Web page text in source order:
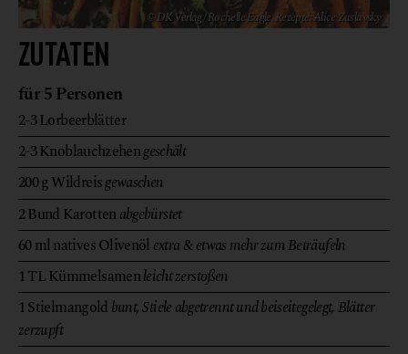
© DK Verlag/ Rochelle Eagle, Rezepte: Alice Zaslavsky
ZUTATEN
für 5 Personen
2-3Lorbeerblätter
2-3Knoblauchzehengeschält
200gWildreisgewaschen
2Bund Karottenabgebürstet
60mlnatives Olivenöl extra & etwas mehr zum Beträufeln
1 TLKümmelsamenleicht zerstoßen
1 Stielmangold bunt, Stiele abgetrennt und beiseitegelegt, Blätter
zerzupft